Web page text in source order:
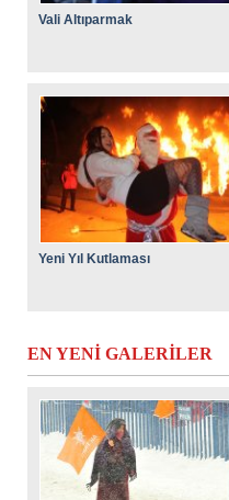
Vali Altıparmak
Yeni Yıl Kutlaması
EN YENİ GALERİLER